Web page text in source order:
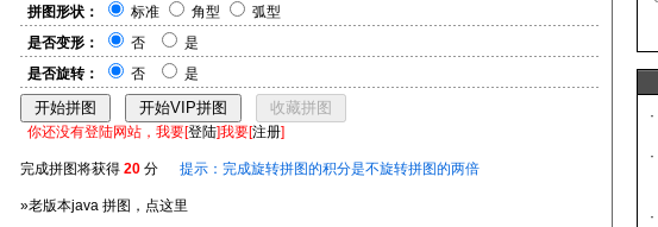
拼图形状：
标准 角型
弧型
是否变形：
否
是
是否旋转：
否 是
你还没有登陆网站，我要[登陆]我要[注册]
完成拼图将获得 20 分 提示：完成旋转拼图的积分是不旋转拼图的两倍
»老版本java 拼图，点这里
·
·
·